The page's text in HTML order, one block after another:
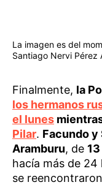
La imagen es del
Santiago Nervi Pérez
Finalmente, la
los hermanos
el lunes
Pilar. Facundo y
Aramburu, de
hacía más de 24
se